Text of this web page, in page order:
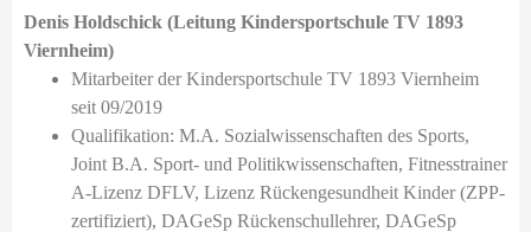
Denis Holdschick (Leitung Kindersportschule TV 1893
Viernheim)
Mitarbeiter der Kindersportschule TV 1893 Viernheim
seit 09/2019
Qualifikation: M.A. Sozialwissenschaften des Sports,
Joint B.A. Sport- und Politikwissenschaften, Fitnesstrainer
A-Lizenz DFLV, Lizenz Rückengesundheit Kinder (ZPP-
zertifiziert), DAGeSp Rückenschullehrer, DAGeSp